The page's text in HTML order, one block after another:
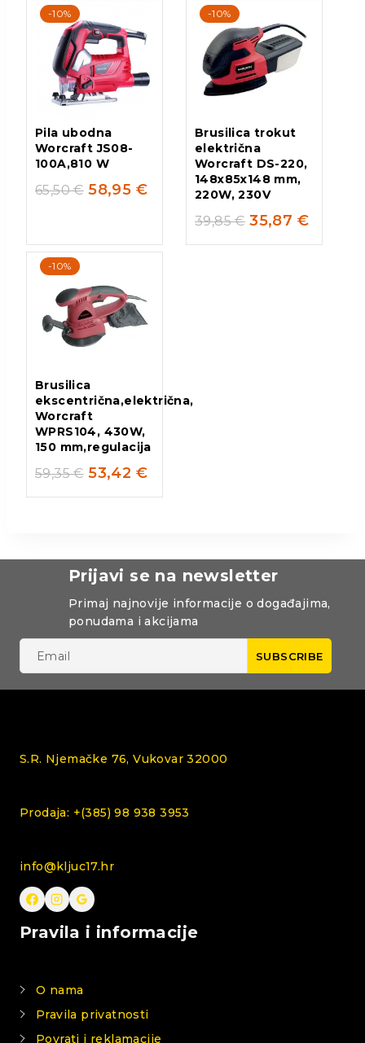
-10%
Pila ubodna
Worcraft JS08-
100A,810 W
65,50€ 58,95 €
-10%
Brusilica trokut
električna
Worcraft DS-220,
148x85x148 mm,
220W, 230V
39,85€ 35,87 €
-10%
Brusilica
ekscentrična,električna,
Worcraft
WPRS104, 430W,
150 mm,regulacija
59,35€ 53,42 €
Prijavi se na newsletter
Primaj najnovije informacije o događajima,
ponudama i akcijama
S.R. Njemačke 76, Vukovar 32000
Prodaja: +(385) 98 938 3953
info@kljuc17.hr
Pravila i informacije
O nama
Pravila privatnosti
Povrati i reklamacije